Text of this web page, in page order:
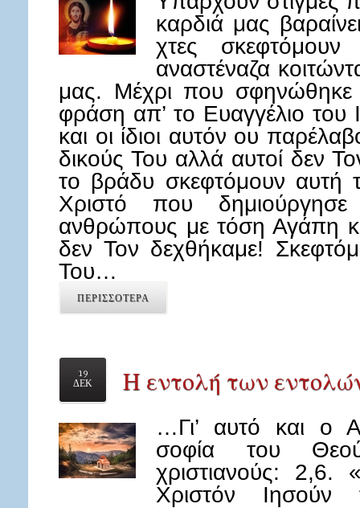
καρδιά μας
χτες
αναστέναζα
μας. Μέχρι που
φράση απ’ το Ευαγγέλιο του
και οι ίδιοι αυτόν ου
δικούς Του αλλά αυτοί δεν
το βράδυ σκεφτόμουν αυτή
Χριστό που
ανθρώπους με τόση Αγάπη
δεν Τον δεχθήκαμε!
Του…
ΠΕΡΙΣΣΟΤΕΡΑ
19
ΔΕΚ
Η εντολή των
…Γι’ αυτό και ο
σοφία του Θεού,
χριστιανούς: 2,6.
Χριστόν